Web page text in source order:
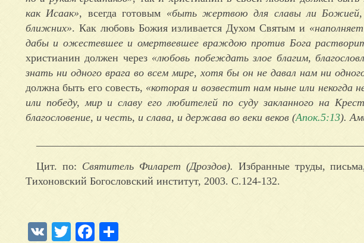
как Исаак», всегда готовым «быть жертвою для славы ли Божией,
ближних». Как любовь Божия изливается Духом Святым и
дабы и ожестевшее и омертвевшее враждою против Бога
христианин должен через «любовь побеждать злое благим,
знать ни одного врага во всем мире, хотя бы он не давал нам ни
должна быть его совесть, «которая и возвестит нам ныне или некогда
или победу, мир и славу его любителей по суду закланного на
благословение, и честь, и слава, и держава во веки веков (Апок.5:13).
Цит. по: Святитель Филарет (Дроздов). Избранные труды,
Тихоновский Богословский институт, 2003. С.124-132.
VK TwitterFacebook